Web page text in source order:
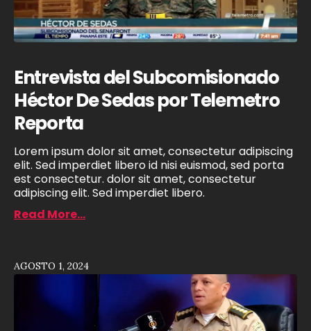
Entrevista del Subcomisionado
Héctor De Sedas por Telemetro
Reporta
Lorem ipsum dolor sit amet, consectetur adipiscing
elit. Sed imperdiet libero id nisi euismod, sed porta
est consectetur. dolor sit amet, consectetur
adipiscing elit. Sed imperdiet libero.
Read More...
AGOSTO 1, 2024